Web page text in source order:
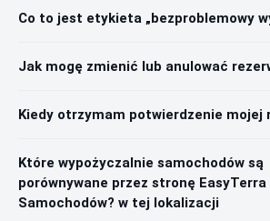
Co to jest etykieta „bezproblemowy
Jak mogę zmienić lub anulować
Kiedy otrzymam potwierdzenie mojej
Które wypożyczalnie samochodów są
porównywane przez stronę EasyTerra
Samochodów? w tej lokalizacji